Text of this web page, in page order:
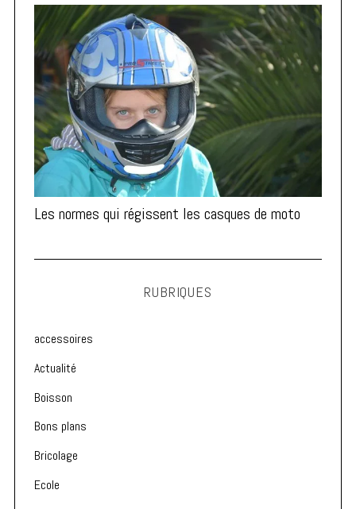
Les normes qui régissent les casques de moto
RUBRIQUES
accessoires
Actualité
Boisson
Bons plans
Bricolage
Ecole